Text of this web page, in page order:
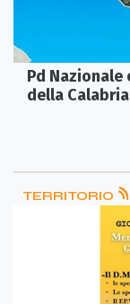
Pd
della Calabria
TERRITORIO